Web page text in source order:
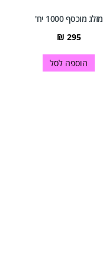
מזלג מוכסף 1000 יח'
295
₪
הוספה לסל